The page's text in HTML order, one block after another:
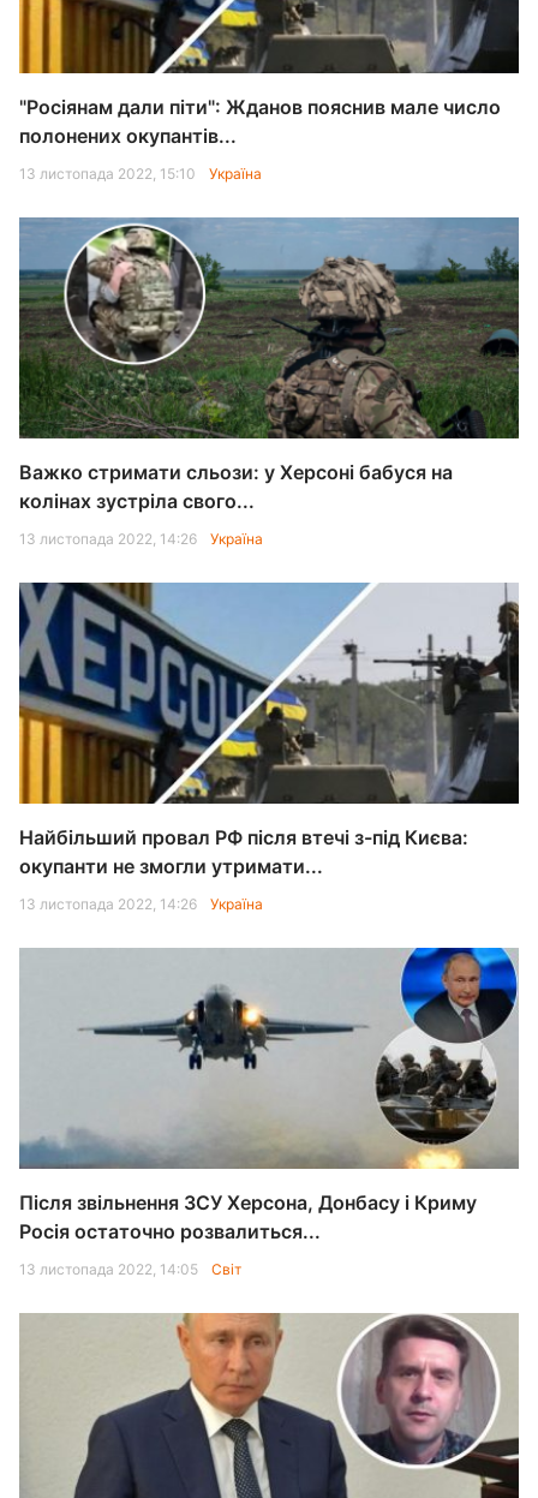
"Росіянам дали піти": Жданов пояснив мале число
полонених окупантів...
13 листопада 2022, 15:10 Україна
Важко стримати сльози: у Херсоні бабуся на
колінах зустріла свого...
13 листопада 2022, 14:26 Україна
Найбільший провал РФ після втечі з-під Києва:
окупанти не змогли утримати...
13 листопада 2022, 14:26 Україна
Після звільнення ЗСУ Херсона, Донбасу і Криму
Росія остаточно розвалиться...
13 листопада 2022, 14:05 Світ